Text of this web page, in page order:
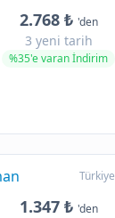
2.768 ₺ 'den
3 yeni tarih
%35'e varan İndirim
Türkiye
1.347 ₺ 'den